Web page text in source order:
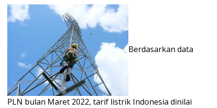
Berdasarkan data
PLN bulan Maret 2022, tarif listrik Indonesia dinilai